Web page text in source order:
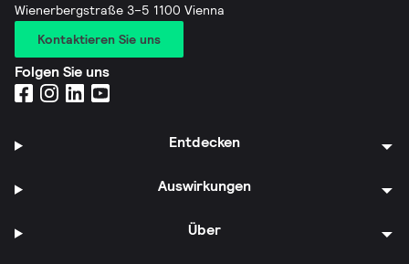
Wienerbergstraße 3–5 1100 Vienna
Kontaktieren Sie uns
Folgen Sie uns
Entdecken
Auswirkungen
Über